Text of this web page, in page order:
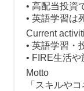
• 高配当投資
• 英語学習は
Current
• 英語学習・
• FIRE生活
Motto
「スキルや